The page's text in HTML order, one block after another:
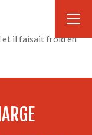
et il faisait froid en